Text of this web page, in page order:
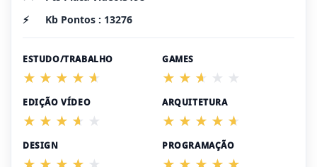
⚡
Kb Pontos : 13276
ESTUDO/TRABALHO GAMES
EDIÇÃO VÍDEO ARQUITETURA
DESIGN PROGRAMAÇÃO